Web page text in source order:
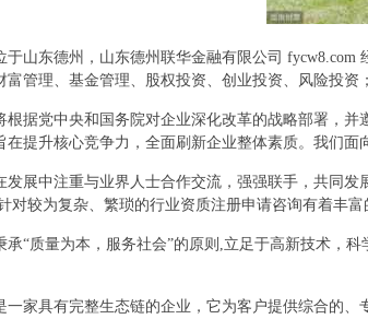
于山东德州，山东德州联华金融有限公司
富管理、基金管理、股权投资、创业投资、风险投
根据党中央和国务院对企业深化改革的战略部署，
提升核心竞争力，全面刷新企业整体素质。我们
发展中注重与业界人士合作交流，强强联手，共同
对较为复杂、繁琐的行业资质注册申请咨询有着丰
承“质量为本，服务社会”的原则,立足于高新技术，
一家具有完整生态链的企业，它为客户提供综合的